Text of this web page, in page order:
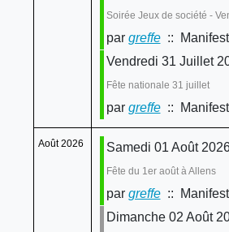
Soirée Jeux de société -
par greffe::
Vendredi 31 Juillet
Fête nationale 31 juillet
par greffe::
Août 2026 Samedi 01 Août
Fête du 1er août à Allens
par greffe::
Dimanche 02 Août